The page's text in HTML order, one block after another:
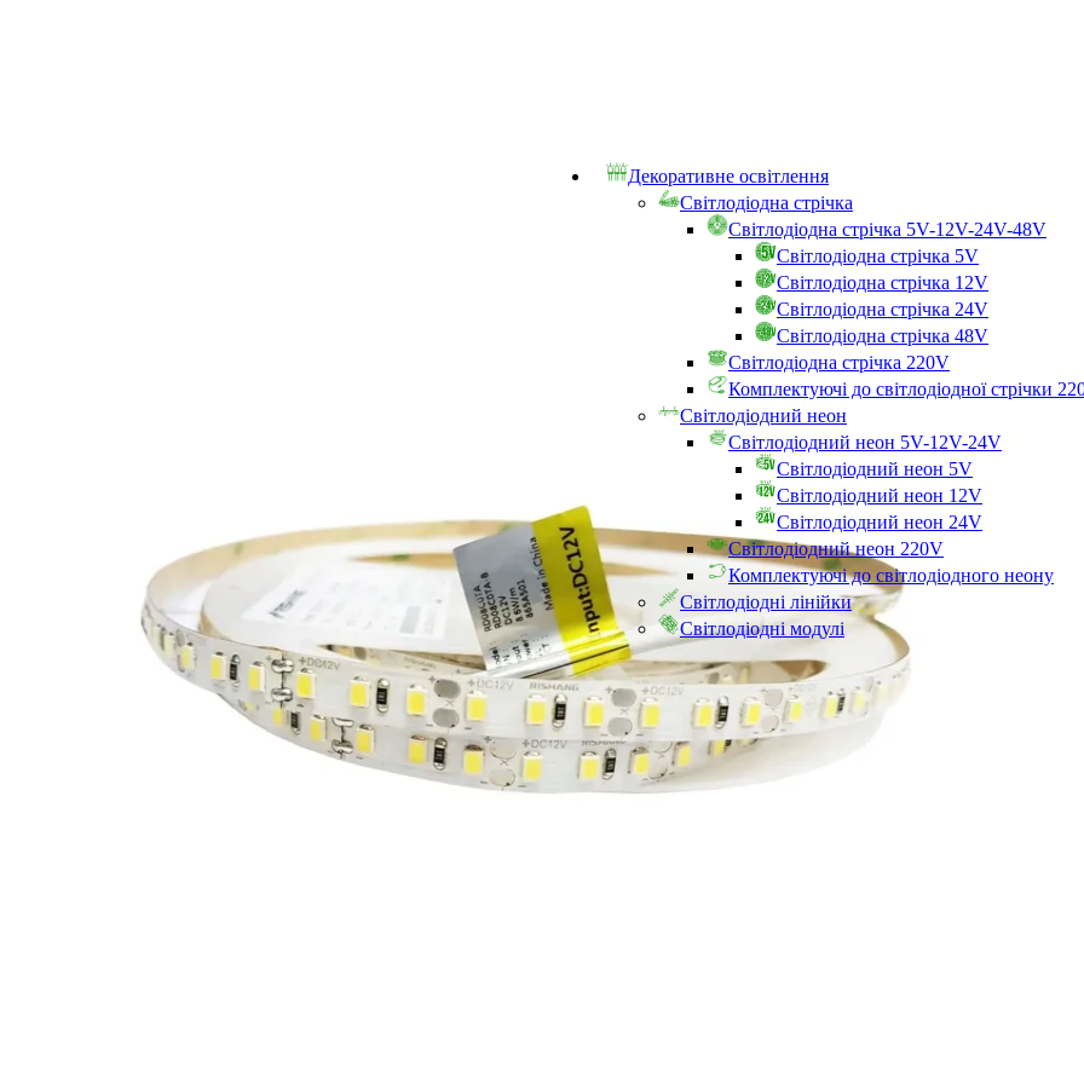
Декоративне освітлення
Світлодіодна стрічка
Світлодіодна стрічка 5V-12V-24V-48V
Світлодіодна стрічка 5V
Світлодіодна стрічка 12V
Світлодіодна стрічка 24V
Світлодіодна стрічка 48V
Світлодіодна стрічка 220V
Комплектуючі до світлодіодної стрічки
Світлодіодний неон
Світлодіодний неон 5V-12V-24V
Світлодіодний неон 5V
Світлодіодний неон 12V
Світлодіодний неон 24V
Світлодіодний неон 220V
Комплектуючі до світлодіодного неону
Світлодіодні лінійки
Світлодіодні модулі